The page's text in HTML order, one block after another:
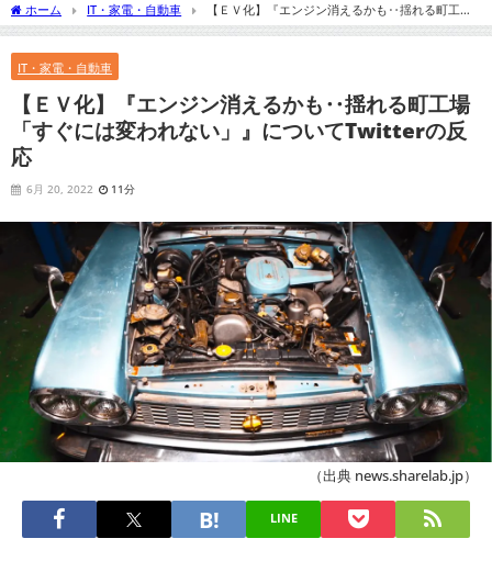
ホーム IT・家電・自動車
【ＥＶ化】『エンジン消えるかも‥揺れる町工場
「すぐには変われない」』についてTwitterの反応
IT・家電・自動車
【ＥＶ化】『エンジン消えるかも‥揺れる町工場
「すぐには変われない」』についてTwitterの反
応
6月 20, 2022 11分
（出典 news.sharelab.jp）
LINE